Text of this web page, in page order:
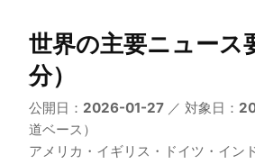
世界の主要ニュース
分）
公開日： 2026-01-27 ／ 対象日：
道ベース）
アメリカ・イギリス・ドイツ・イン